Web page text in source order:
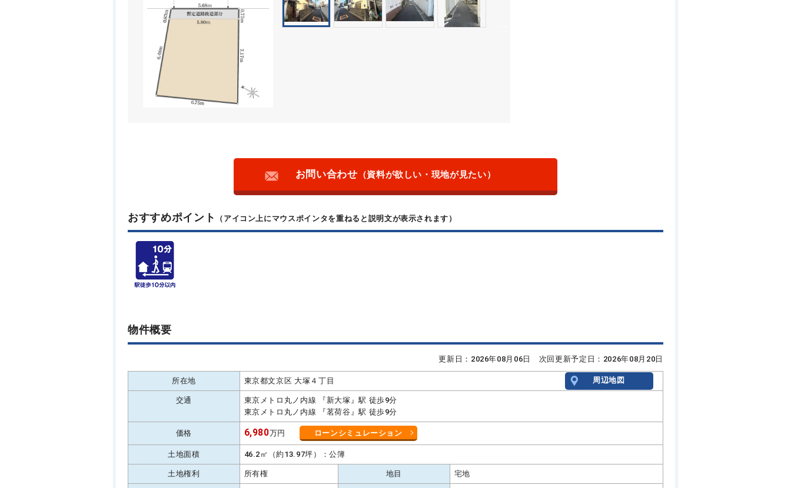
お問い合わせ （資料が欲しい・現地が見たい）
おすすめポイント （アイコン上にマウスポインタを重ねると説明文が表示されます）
物件概要
更新日：2026年08月06日 次回更新予定日：2026年08月20日
所在地 東京都文京区 大塚４丁目 周辺地図
交通
東京メトロ丸ノ内線 『新大塚』駅 徒歩9分
東京メトロ丸ノ内線 『茗荷谷』駅 徒歩9分
価格 6,980万円 ローンシミュレーション
土地面積 46.2㎡（約13.97坪）：公簿
土地権利 所有権 地目 宅地